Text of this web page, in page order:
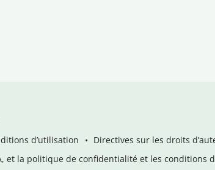
d’utilisation
Directives sur les droits
et la politique de confidentialité et les conditions